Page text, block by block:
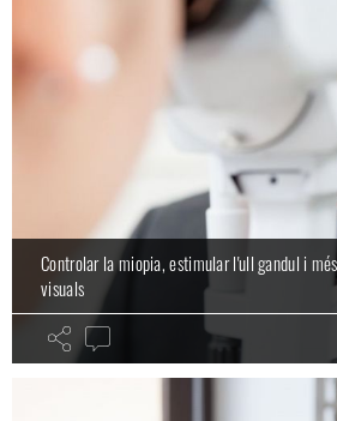
Controlar la miopia, estimular l'ull gandul i
visuals